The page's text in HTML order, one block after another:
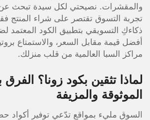
والمقشرات. نصيحتي لكل سيدة تبحث عن
تجربة التسوق تقتصر على شراء المنتج
ذكاءكِ التسويقي بتطبيق الكود
أفضل قيمة مقابل السعر، والاستمتاع
مراكز السبا العالمية من قلب منزلك.
لماذا تثقين بكود زونا؟ الفرق
الموثوقة والمزيفة
السوق مليء بمواقع تدّعي توفير أكواد